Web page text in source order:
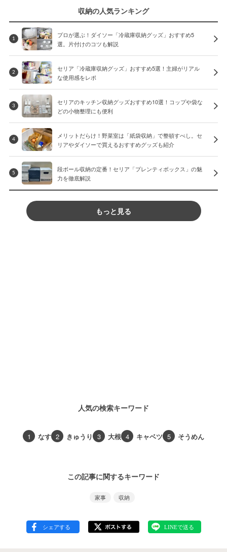
収納の人気ランキング
1
プロが選ぶ！ダイソー「冷蔵庫収納グッズ」おすすめ5
選。片付けのコツも解説
2
セリア「冷蔵庫収納グッズ」おすすめ5選！主婦がリアル
な使用感をレポ
3
セリアのキッチン収納グッズおすすめ10選！コップや袋な
どの小物整理にも便利
4
メリットだらけ！野菜室は「紙袋収納」で整頓すべし。セ
リアやダイソーで買えるおすすめグッズも紹介
5
段ボール収納の定番！セリア「プレンティボックス」の魅
力を徹底解説
もっと見る
人気の検索キーワード
1 なす 2 きゅうり 3 大根 4 キャベツ 5 そうめん
この記事に関するキーワード
家事 収納